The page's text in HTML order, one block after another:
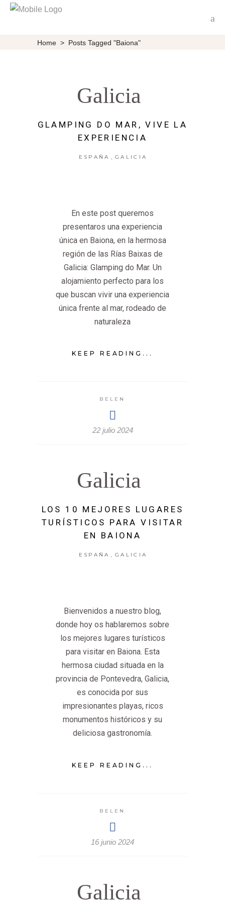
Home > Posts Tagged "Baiona"
Galicia
GLAMPING DO MAR, VIVE LA
EXPERIENCIA
ESPAÑA , GALICIA
En este post queremos
presentaros una experiencia
única en Baiona, en la hermosa
región de las Rías Baixas de
Galicia: Glamping do Mar. Un
alojamiento perfecto para los
que buscan vivir una experiencia
única frente al mar, rodeado de
naturaleza
KEEP READING...
BELEN
22 julio 2024
Galicia
LOS 10 MEJORES LUGARES
TURÍSTICOS PARA VISITAR
EN BAIONA
ESPAÑA , GALICIA
Bienvenidos a nuestro blog,
donde hoy os hablaremos sobre
los mejores lugares turísticos
para visitar en Baiona. Esta
hermosa ciudad situada en la
provincia de Pontevedra, Galicia,
es conocida por sus
impresionantes playas, ricos
monumentos históricos y su
deliciosa gastronomía.
KEEP READING...
BELEN
16 junio 2024
Galicia